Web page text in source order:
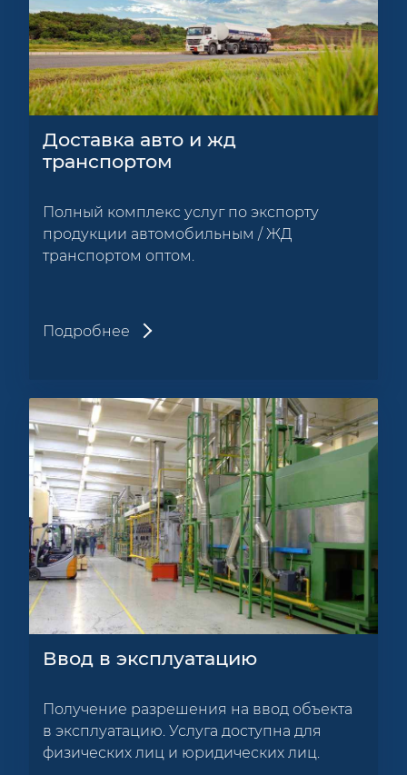
Доставка авто и жд
транспортом
Полный комплекс услуг по экспорту
продукции автомобильным / ЖД
транспортом оптом.
Подробнее
Ввод в эксплуатацию
Получение разрешения на ввод объекта
в эксплуатацию. Услуга доступна для
физических лиц и юридических лиц.